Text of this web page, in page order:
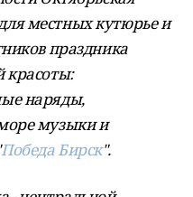
местных кутюрье и
праздника
красоты:
наряды,
музыки и
Победа Бирск".